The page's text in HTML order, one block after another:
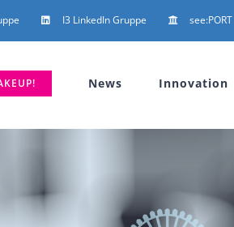
I3 LinkedIn Gruppe see:PORT
News Innovation